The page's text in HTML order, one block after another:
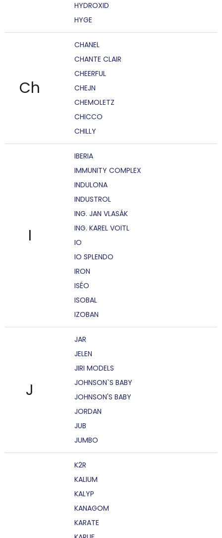
HYDROXID
HYGE
Ch
CHANEL
CHANTE CLAIR
CHEERFUL
CHEJN
CHEMOLETZ
CHICCO
CHILLY
I
IBERIA
IMMUNITY COMPLEX
INDULONA
INDUSTROL
ING. JAN VLASÁK
ING. KAREL VOITL
IO
IO SPLENDO
IRON
ISÉO
ISOBAL
IZOBAN
J
JAR
JELEN
JIRI MODELS
JOHNSON`S BABY
JOHNSON'S BABY
JORDAN
JUB
JUMBO
K2R
KALIUM
KALYP
KANAGOM
KARATE